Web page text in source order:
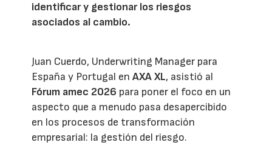
identificar y gestionar los riesgos
asociados al cambio.
Juan Cuerdo, Underwriting Manager para
España y Portugal enAXA XL, asistió al
Fórum amec 2026 para poner el foco en un
aspecto que a menudo pasa desapercibido
en los procesos de transformación
empresarial: la gestión del riesgo.